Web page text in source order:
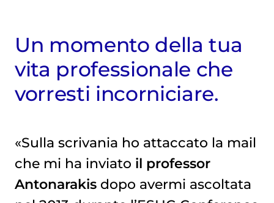
Un momento della tua
vita professionale che
vorresti incorniciare.
«Sulla scrivania ho attaccato la mail
che mi ha inviato il professor
Antonarakisdopo avermi ascoltata